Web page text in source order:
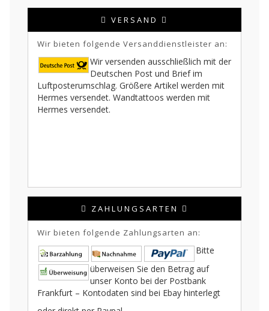
VERSAND
Wir bieten folgende Versanddienstleister an:
Wir versenden ausschließlich mit der
Deutschen Post und Brief im
Luftposterumschlag. Größere Artikel werden mit
Hermes versendet. Wandtattoos werden mit
Hermes versendet.
ZAHLUNGSARTEN
Wir bieten folgende Zahlungsarten an:
Bitte
überweisen Sie den Betrag auf
unser Konto bei der Postbank
Frankfurt – Kontodaten sind bei Ebay hinterlegt